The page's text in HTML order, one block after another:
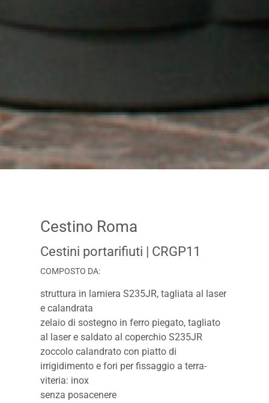
Cestino Roma
Cestini portarifiuti | CRGP11
COMPOSTO DA:
struttura in lamiera S235JR, tagliata al laser
e calandrata
zelaio di sostegno in ferro piegato, tagliato
al laser e saldato al coperchio S235JR
zoccolo calandrato con piatto di
irrigidimento e fori per fissaggio a terra-
viteria: inox
senza posacenere